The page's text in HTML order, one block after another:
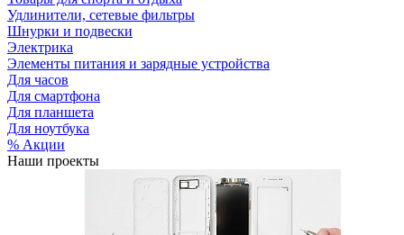
Удлинители, сетевые фильтры
Шнурки и подвески
Электрика
Элементы питания и зарядные устройства
Для часов
Для смартфона
Для планшета
Для ноутбука
% Акции
Наши проекты